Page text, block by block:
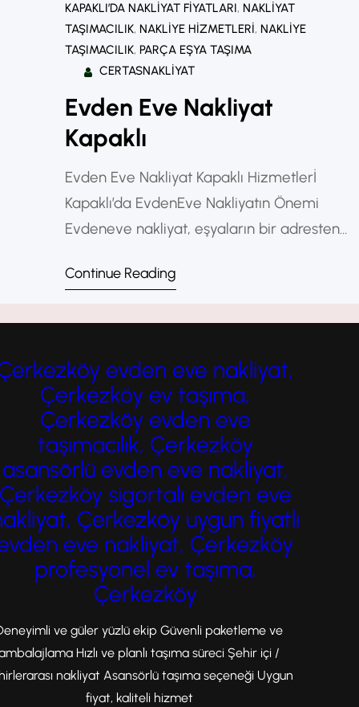
KAPAKLI’DA NAKLIYAT FIYATLARI, NAKLIYAT
TAŞIMACILIK, NAKLIYE HIZMETLERI, NAKLIYE
TAŞIMACILIK, PARÇA EŞYA TAŞIMA
CERTASNAKLIYAT
Evden Eve Nakliyat
Kapaklı
Evden Eve Nakliyat Kapaklı Hizmetlerİ
Kapaklı’da EvdenEve Nakliyatın Önemi
Evdeneve nakliyat, eşyaların bir adresten
taşınmasını sağlar. Kapaklı’da artan nüfus
nedenle profesyonel taşımacılık hizmetleri
büyük önem taşır. Evden Eve Nakliyat
Kapaklı Profesyonel Nakliyat Hizmetlerine
Neden İhtiyaç Duyulur? Taşınma süreci
planlama…
Continue Reading
evden eve nakliyat,
Çerkezköy ev taşıma,
Çerkezköy evden eve
taşımacılık, Çerkezköy
asansörlü evden eve nakliyat,
sigortalı evden eve
Çerkezköy uygun fiyatlı
eve nakliyat, Çerkezköy
profesyonel ev taşıma,
Çerkezköy
ve güler yüzlü ekip Güvenli paketleme ve
Hızlı ve planlı taşıma süreci Şehir içi /
nakliyat Asansörlü taşıma seçeneği Uygun
fiyat, kaliteli hizmet